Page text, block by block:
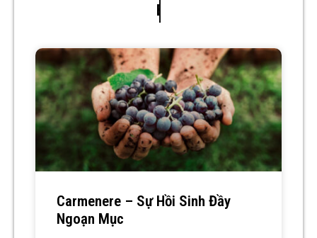
Bài viết liên quan
Carmenere – Sự Hồi Sinh Đầy
Ngoạn Mục